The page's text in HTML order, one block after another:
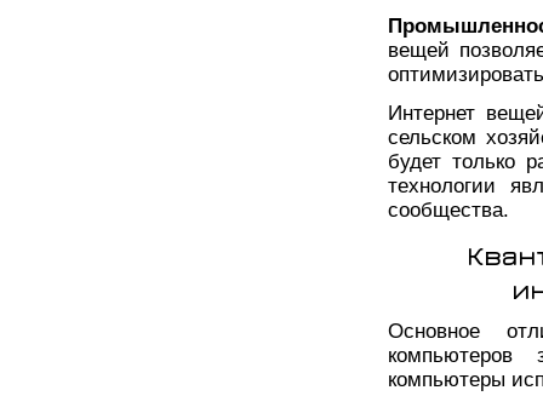
вещей
Интернет
сельском
будет только
технологии
сообщества.
Основное
компьютеров
компьютеры